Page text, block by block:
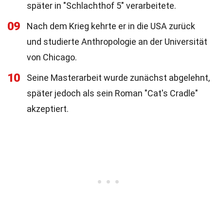
später in "Schlachthof 5" verarbeitete.
09
Nach dem Krieg kehrte er in die USA zurück
und studierte Anthropologie an der Universität
von Chicago.
10
Seine Masterarbeit wurde zunächst abgelehnt,
später jedoch als sein Roman "Cat's Cradle"
akzeptiert.